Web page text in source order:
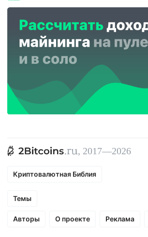
, 2017—2026
Криптовалютная Библия
Темы
Авторы О проекте Реклама